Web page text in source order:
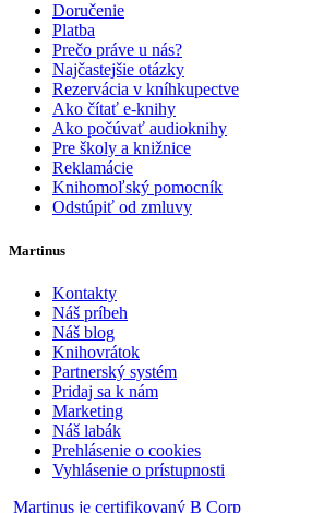
Doručenie
Platba
Prečo práve u nás?
Najčastejšie otázky
Rezervácia v kníhkupectve
Ako čítať e-knihy
Ako počúvať audioknihy
Pre školy a knižnice
Reklamácie
Knihomoľský pomocník
Odstúpiť od zmluvy
Martinus
Kontakty
Náš príbeh
Náš blog
Knihovrátok
Partnerský systém
Pridaj sa k nám
Marketing
Náš labák
Prehlásenie o cookies
Vyhlásenie o prístupnosti
Martinus je certifikovaný B Corp